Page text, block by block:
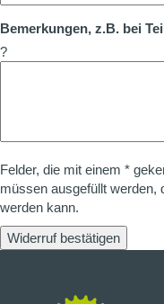
Bemerkungen, z.B. bei
?
Felder, die mit einem *
müssen ausgefüllt werden,
werden kann.
Widerruf bestätigen